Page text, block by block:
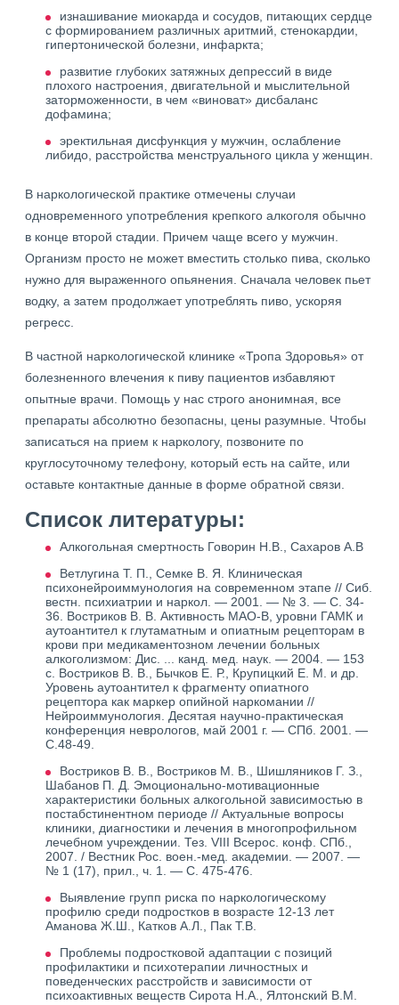
изнашивание миокарда и сосудов, питающих сердце
с формированием различных аритмий, стенокардии,
гипертонической болезни, инфаркта;
развитие глубоких затяжных депрессий в виде
плохого настроения, двигательной и мыслительной
заторможенности, в чем «виноват» дисбаланс
дофамина;
эректильная дисфункция у мужчин, ослабление
либидо, расстройства менструального цикла у женщин.
В наркологической практике отмечены случаи
одновременного употребления крепкого алкоголя обычно
в конце второй стадии. Причем чаще всего у мужчин.
Организм просто не может вместить столько пива, сколько
нужно для выраженного опьянения. Сначала человек пьет
водку, а затем продолжает употреблять пиво, ускоряя
регресс.
В частной наркологической клинике «Тропа Здоровья» от
болезненного влечения к пиву пациентов избавляют
опытные врачи. Помощь у нас строго анонимная, все
препараты абсолютно безопасны, цены разумные. Чтобы
записаться на прием к наркологу, позвоните по
круглосуточному телефону, который есть на сайте, или
оставьте контактные данные в форме обратной связи.
Список литературы:
Алкогольная смертность Говорин Н.В., Сахаров А.В
Ветлугина Т. П., Семке В. Я. Клиническая
психонейроиммунология на современном этапе // Сиб.
вестн. психиатрии и наркол. — 2001. — № 3. — С. 34-
36. Востриков В. В. Активность МАО-В, уровни ГАМК и
аутоантител к глутаматным и опиатным рецепторам в
крови при медикаментозном лечении больных
алкоголизмом: Дис. ... канд. мед. наук. — 2004. — 153
с. Востриков В. В., Бычков Е. Р., Крупицкий Е. М. и др.
Уровень аутоантител к фрагменту опиатного
рецептора как маркер опийной наркомании //
Нейроиммунология. Десятая научно-практическая
конференция неврологов, май 2001 г. — СПб. 2001. —
С.48-49.
Востриков В. В., Востриков М. В., Шишляников Г. З.,
Шабанов П. Д. Эмоционально-мотивационные
характеристики больных алкогольной зависимостью в
постабстинентном периоде // Актуальные вопросы
клиники, диагностики и лечения в многопрофильном
лечебном учреждении. Тез. VIII Всерос. конф. СПб.,
2007. / Вестник Рос. воен.-мед. академии. — 2007. —
№ 1 (17), прил., ч. 1. — С. 475-476.
Выявление групп риска по наркологическому
профилю среди подростков в возрасте 12-13 лет
Аманова Ж.Ш., Катков А.Л., Пак Т.В.
Проблемы подростковой адаптации с позиций
профилактики и психотерапии личностных и
поведенческих расстройств и зависимости от
психоактивных веществ Сирота Н.А., Ялтонский В.М.